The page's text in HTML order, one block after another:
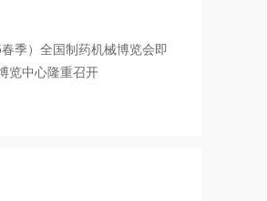
季）全国制药机械博览会即
览中心隆重召开